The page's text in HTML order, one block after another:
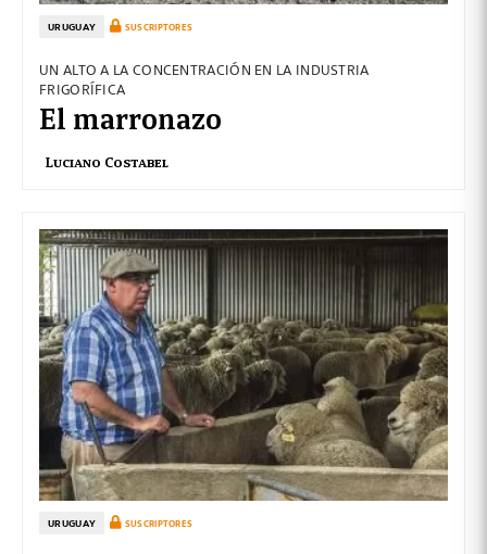
URUGUAY SUSCRIPTORES
UN ALTO A LA CONCENTRACIÓN EN LA INDUSTRIA
FRIGORÍFICA
El marronazo
Luciano Costabel
URUGUAY SUSCRIPTORES